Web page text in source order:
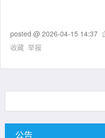
posted @ 2026-04-15 14:37
收藏 举报
公告